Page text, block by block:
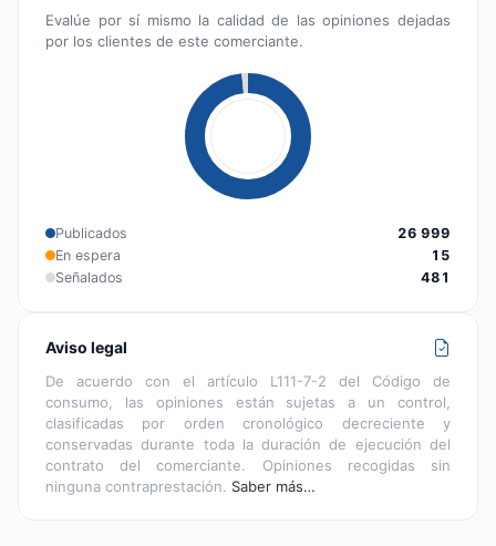
Evalúe por sí mismo la calidad de las opiniones dejadas
por los clientes de este comerciante.
Publicados
26 999
En espera
15
Señalados
481
Aviso legal
De acuerdo con el artículo L111-7-2 del Código de
consumo, las opiniones están sujetas a un control,
clasificadas por orden cronológico decreciente y
conservadas durante toda la duración de ejecución del
contrato del comerciante. Opiniones recogidas sin
ninguna contraprestación. Saber más…